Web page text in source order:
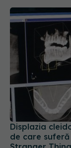
Displazia
de care
Stranger
31 mai 2022, 11:44